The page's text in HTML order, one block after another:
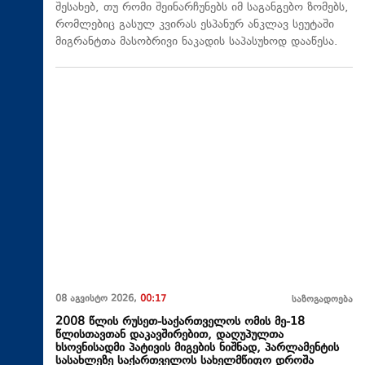
შესახებ, თუ რომი შეინარჩუნებს იმ საგანგებო ზომებს,
რომლებიც გასულ კვირას ესპანურ ანკლავ სეუტაში
მიგრანტთა მასობრივი ნაკადის საპასუხოდ დააწესა.
08 აგვისტო 2026, 00:17 საზოგადოება
2008 წლის რუსეთ-საქართველოს ომის მე-18
წლისთავთან დაკავშირებით, დაღუპულთა
ხსოვნისადმი პატივის მიგების ნიშნად, პარლამენტის
სასახლეზე საქართველოს სახელმწიფო დროშა